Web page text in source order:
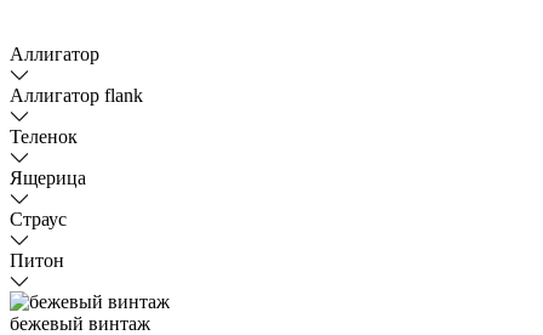
Аллигатор
Аллигатор flank
Теленок
Ящерица
Страус
Питон
бежевый винтаж